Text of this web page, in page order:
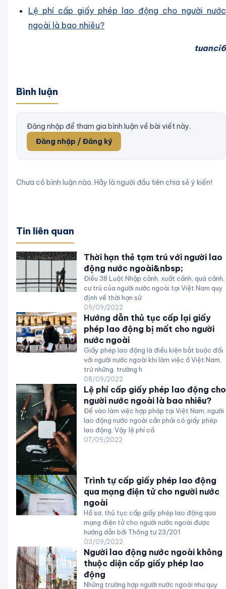
Lệ phí cấp giấy phép lao động cho người nước
ngoài là bao nhiêu?
tuanci6
Bình luận
Đăng nhập để tham gia bình luận về bài viết này.
Đăng nhập / Đăng ký
Chưa có bình luận nào. Hãy là người đầu tiên chia sẻ ý kiến!
Tin liên quan
Thời hạn thẻ tạm trú với người lao
động nước ngoài&nbsp;
Điều 38 Luật Nhập cảnh, xuất cảnh, quá cảnh,
cư trú của người nước ngoài tại Việt Nam quy
định về thời hạn sử
09/09/2022
Hướng dẫn thủ tục cấp lại giấy
phép lao động bị mất cho người
nước ngoài
Giấy phép lao động là điều kiện bắt buộc đối
với người nước ngoài khi làm việc ở Việt Nam,
trừ những. trường h
08/09/2022
Lệ phí cấp giấy phép lao động cho
người nước ngoài là bao nhiêu?
Để vào làm việc hợp pháp tại Việt Nam, người
lao động nước ngoài cần phải có giấy phép
lao động. Vậy lệ phí cấ
07/09/2022
Trình tự cấp giấy phép lao động
qua mạng điện tử cho người nước
ngoài
Hồ sơ, thủ tục cấp giấy phép lao động qua
mạng điện tử cho người nước ngoài được
hướng dẫn bởi Thông tư 23/201
03/09/2022
Người lao động nước ngoài không
thuộc diện cấp giấy phép lao
động
Những trường hợp người nước ngoài như quy